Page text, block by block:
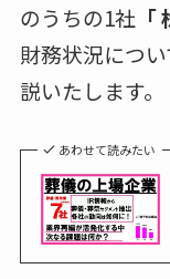
のうちの1社
財務状況につ
説いたします。
あわせて読みたい